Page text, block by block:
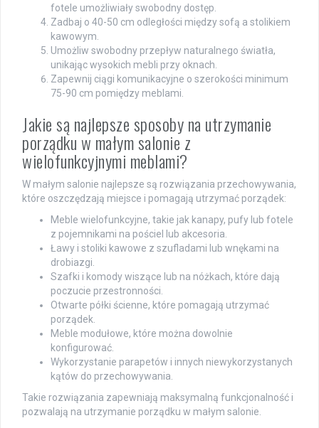
fotele umożliwiały swobodny dostęp.
Zadbaj o 40-50 cm odległości między sofą a stolikiem
kawowym.
Umożliw swobodny przepływ naturalnego światła,
unikając wysokich mebli przy oknach.
Zapewnij ciągi komunikacyjne o szerokości minimum
75-90 cm pomiędzy meblami.
Jakie są najlepsze sposoby na utrzymanie
porządku w małym salonie z
wielofunkcyjnymi meblami?
W małym salonie najlepsze są rozwiązania przechowywania,
które oszczędzają miejsce i pomagają utrzymać porządek:
Meble wielofunkcyjne, takie jak kanapy, pufy lub fotele
z pojemnikami na pościel lub akcesoria.
Ławy i stoliki kawowe z szufladami lub wnękami na
drobiazgi.
Szafki i komody wiszące lub na nóżkach, które dają
poczucie przestronności.
Otwarte półki ścienne, które pomagają utrzymać
porządek.
Meble modułowe, które można dowolnie
konfigurować.
Wykorzystanie parapetów i innych niewykorzystanych
kątów do przechowywania.
Takie rozwiązania zapewniają maksymalną funkcjonalność i
pozwalają na utrzymanie porządku w małym salonie.